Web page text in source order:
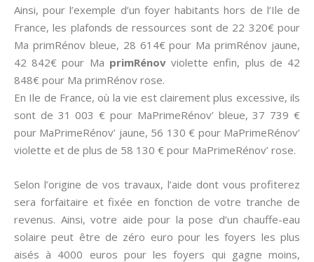
Ainsi, pour l’exemple d’un foyer habitants hors de l’Ile de
France, les plafonds de ressources sont de 22 320€ pour
Ma primRénov bleue, 28 614€ pour Ma primRénov jaune,
42 842€ pour Ma primRénovviolette enfin, plus de 42
848€ pour Ma primRénov rose.
En Ile de France, où la vie est clairement plus excessive, ils
sont de 31 003 € pour MaPrimeRénov’ bleue, 37 739 €
pour MaPrimeRénov’ jaune, 56 130 € pour MaPrimeRénov’
violette et de plus de 58 130 € pour MaPrimeRénov’ rose.
Selon l’origine de vos travaux, l’aide dont vous profiterez
sera forfaitaire et fixée en fonction de votre tranche de
revenus. Ainsi, votre aide pour la pose d’un chauffe-eau
solaire peut être de zéro euro pour les foyers les plus
aisés à 4000 euros pour les foyers qui gagne moins,